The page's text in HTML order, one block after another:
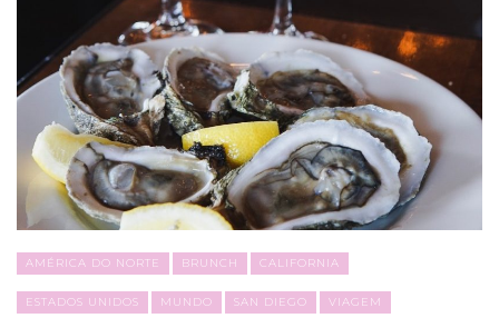
AMÉRICA DO NORTE BRUNCH CALIFORNIA
ESTADOS UNIDOS MUNDO SAN DIEGO VIAGEM